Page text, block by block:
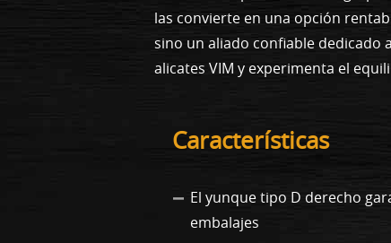
las convierte en una opción
sino un aliado confiable dedicado
alicates VIM y experimenta el
Características
El yunque tipo D derecho
embalajes